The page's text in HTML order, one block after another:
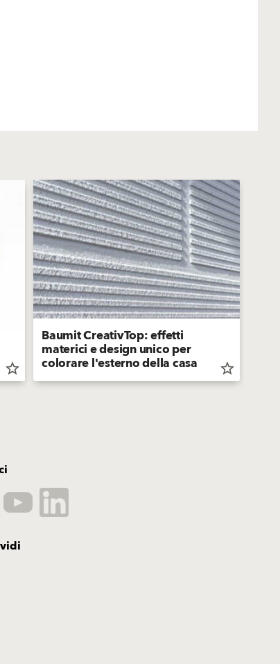
star_border
Baumit CreativTop: effetti
materici e design unico per
colorare l'esterno della casa star_border